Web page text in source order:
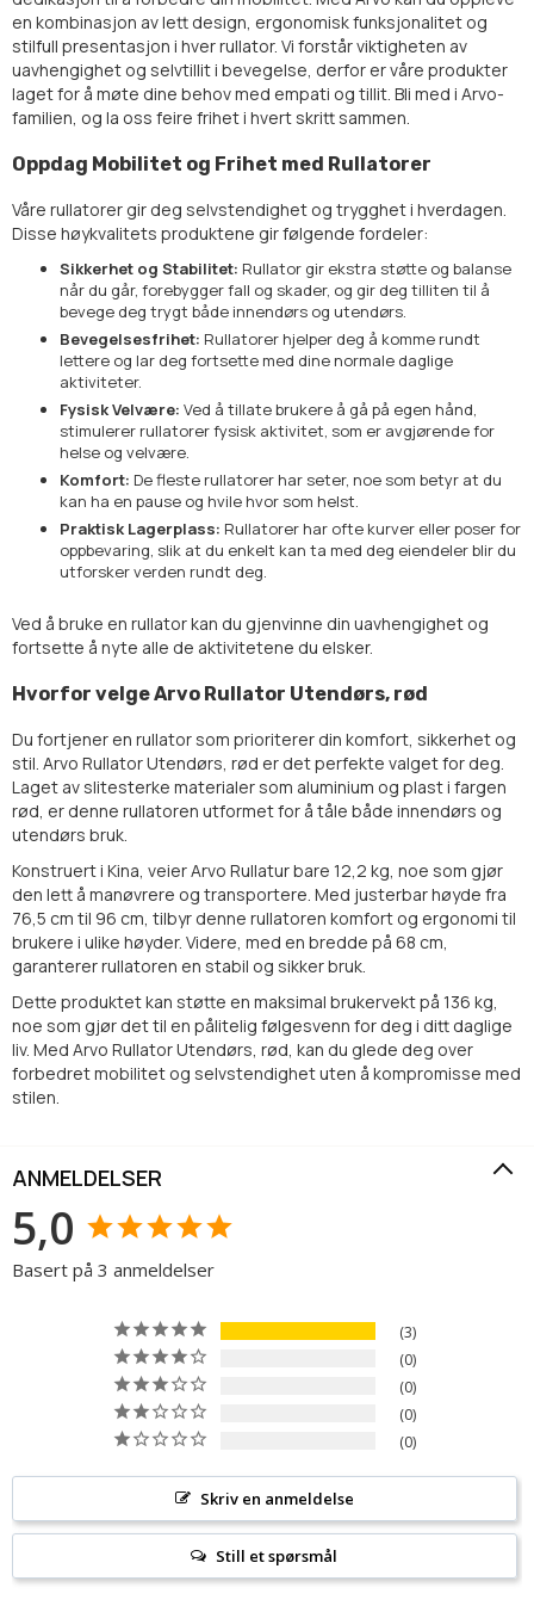
en kombinasjon av lett design, ergonomisk funksjonalitet og
stilfull presentasjon i hver rullator. Vi forstår viktigheten av
uavhengighet og selvtillit i bevegelse, derfor er våre produkter
laget for å møte dine behov med empati og tillit. Bli med i Arvo-
familien, og la oss feire frihet i hvert skritt sammen.
Oppdag Mobilitet og Frihet med Rullatorer
Våre rullatorer gir deg selvstendighet og trygghet i hverdagen.
Disse høykvalitets produktene gir følgende fordeler:
Sikkerhet og Stabilitet: Rullator gir ekstra støtte og balanse
når du går, forebygger fall og skader, og gir deg tilliten til å
bevege deg trygt både innendørs og utendørs.
Bevegelsesfrihet: Rullatorer hjelper deg å komme rundt
lettere og lar deg fortsette med dine normale daglige
aktiviteter.
Fysisk Velvære: Ved å tillate brukere å gå på egen hånd,
stimulerer rullatorer fysisk aktivitet, som er avgjørende for
helse og velvære.
Komfort: De fleste rullatorer har seter, noe som betyr at du
kan ha en pause og hvile hvor som helst.
Praktisk Lagerplass: Rullatorer har ofte kurver eller poser for
oppbevaring, slik at du enkelt kan ta med deg eiendeler blir du
utforsker verden rundt deg.
Ved å bruke en rullator kan du gjenvinne din uavhengighet og
fortsette å nyte alle de aktivitetene du elsker.
Hvorfor velge Arvo Rullator Utendørs, rød
Du fortjener en rullator som prioriterer din komfort, sikkerhet og
stil. Arvo Rullator Utendørs, rød er det perfekte valget for deg.
Laget av slitesterke materialer som aluminium og plast i fargen
rød, er denne rullatoren utformet for å tåle både innendørs og
utendørs bruk.
Konstruert i Kina, veier Arvo Rullatur bare 12,2 kg, noe som gjør
den lett å manøvrere og transportere. Med justerbar høyde fra
76,5 cm til 96 cm, tilbyr denne rullatoren komfort og ergonomi til
brukere i ulike høyder. Videre, med en bredde på 68 cm,
garanterer rullatoren en stabil og sikker bruk.
Dette produktet kan støtte en maksimal brukervekt på 136 kg,
noe som gjør det til en pålitelig følgesvenn for deg i ditt daglige
liv. Med Arvo Rullator Utendørs, rød, kan du glede deg over
forbedret mobilitet og selvstendighet uten å kompromisse med
stilen.
ANMELDELSER
5,0
Basert på 3 anmeldelser
3
0
0
0
0
Skriv en anmeldelse
Still et spørsmål